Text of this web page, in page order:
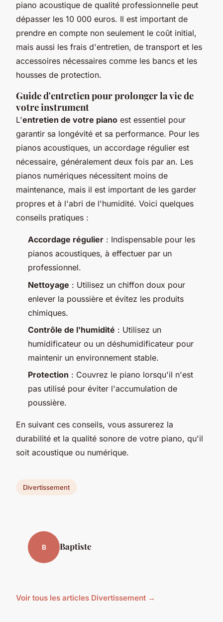
piano acoustique de qualité professionnelle peut
dépasser les 10 000 euros. Il est important de
prendre en compte non seulement le coût initial,
mais aussi les frais d'entretien, de transport et les
accessoires nécessaires comme les bancs et les
housses de protection.
Guide d'entretien pour prolonger la vie de
votre instrument
L'entretien de votre piano est essentiel pour
garantir sa longévité et sa performance. Pour les
pianos acoustiques, un accordage régulier est
nécessaire, généralement deux fois par an. Les
pianos numériques nécessitent moins de
maintenance, mais il est important de les garder
propres et à l'abri de l'humidité. Voici quelques
conseils pratiques :
Accordage régulier : Indispensable pour les
pianos acoustiques, à effectuer par un
professionnel.
Nettoyage : Utilisez un chiffon doux pour
enlever la poussière et évitez les produits
chimiques.
Contrôle de l'humidité : Utilisez un
humidificateur ou un déshumidificateur pour
maintenir un environnement stable.
Protection : Couvrez le piano lorsqu'il n'est
pas utilisé pour éviter l'accumulation de
poussière.
En suivant ces conseils, vous assurerez la
durabilité et la qualité sonore de votre piano, qu'il
soit acoustique ou numérique.
Divertissement
B Baptiste
Voir tous les articles Divertissement →